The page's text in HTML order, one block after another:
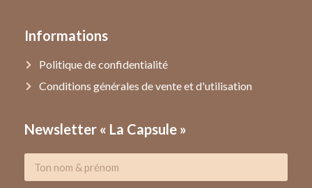
Informations
Politique de confidentialité
Conditions générales de vente et d'utilisation
Newsletter « La Capsule »